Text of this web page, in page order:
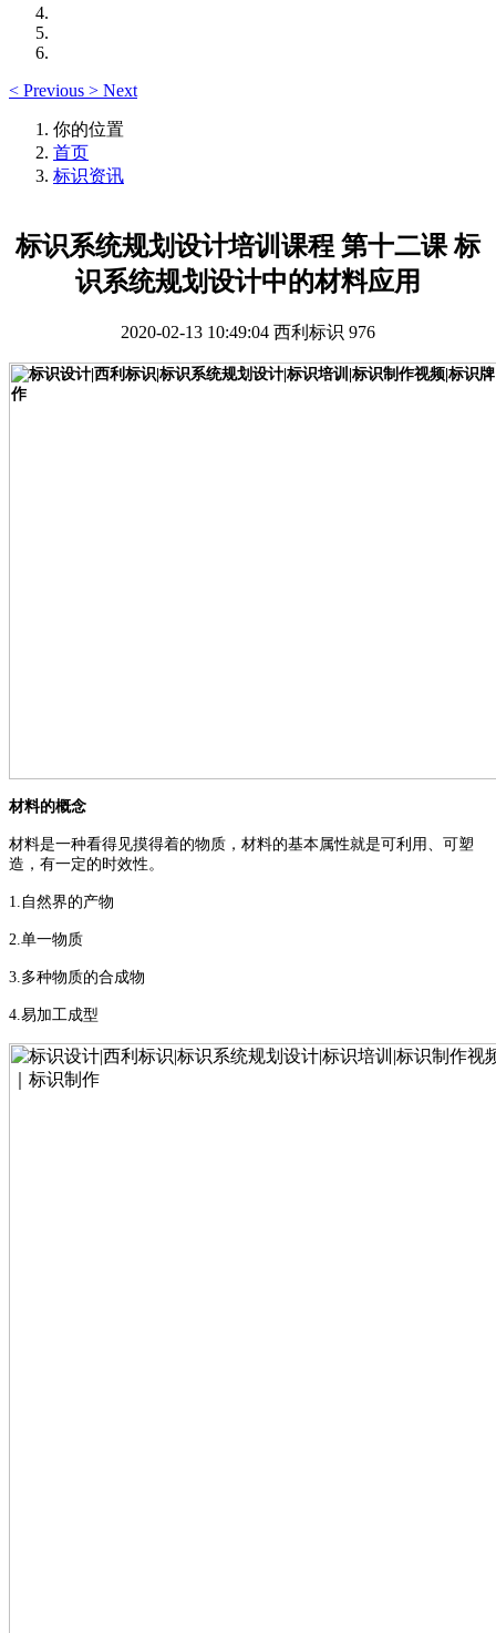
< Previous > Next
你的位置
首页
标识资讯
标识系统规划设计培训课程 第十二课 标
识系统规划设计中的材料应用
2020-02-13 10:49:04 西利标识 976
材料的概念
材料是一种看得见摸得着的物质，材料的基本属性就是可利用、可塑
造，有一定的时效性 。
1. 自然界的产物
2. 单一物质
3. 多种物质的合成物
4. 易加工成型